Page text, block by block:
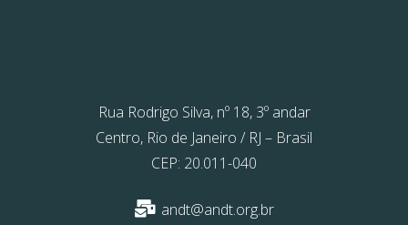
Rua Rodrigo Silva, nº 18, 3º andar
Centro, Rio de Janeiro / RJ – Brasil
CEP: 20.011-040
andt@andt.org.br